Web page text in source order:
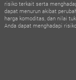
risiko terkait serta
dapat menurun akibat
harga komoditas, dan nilai
Anda dapat menghadapi